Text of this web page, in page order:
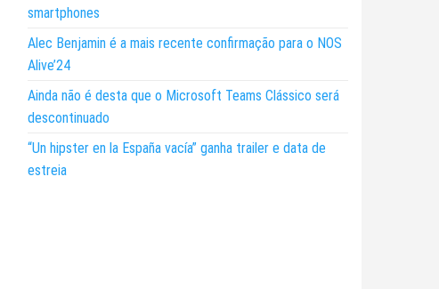
smartphones
Alec Benjamin é a mais recente confirmação para o NOS
Alive’24
Ainda não é desta que o Microsoft Teams Clássico será
descontinuado
“Un hipster en la España vacía” ganha trailer e data de
estreia